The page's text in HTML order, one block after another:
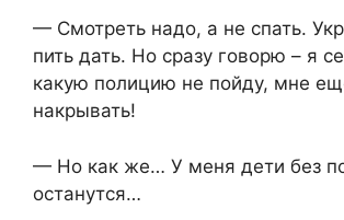
— Смотреть надо, а не спать.
пить дать. Но сразу говорю – я
какую полицию не пойду, мне
накрывать!
— Но как же… У меня дети без
останутся…